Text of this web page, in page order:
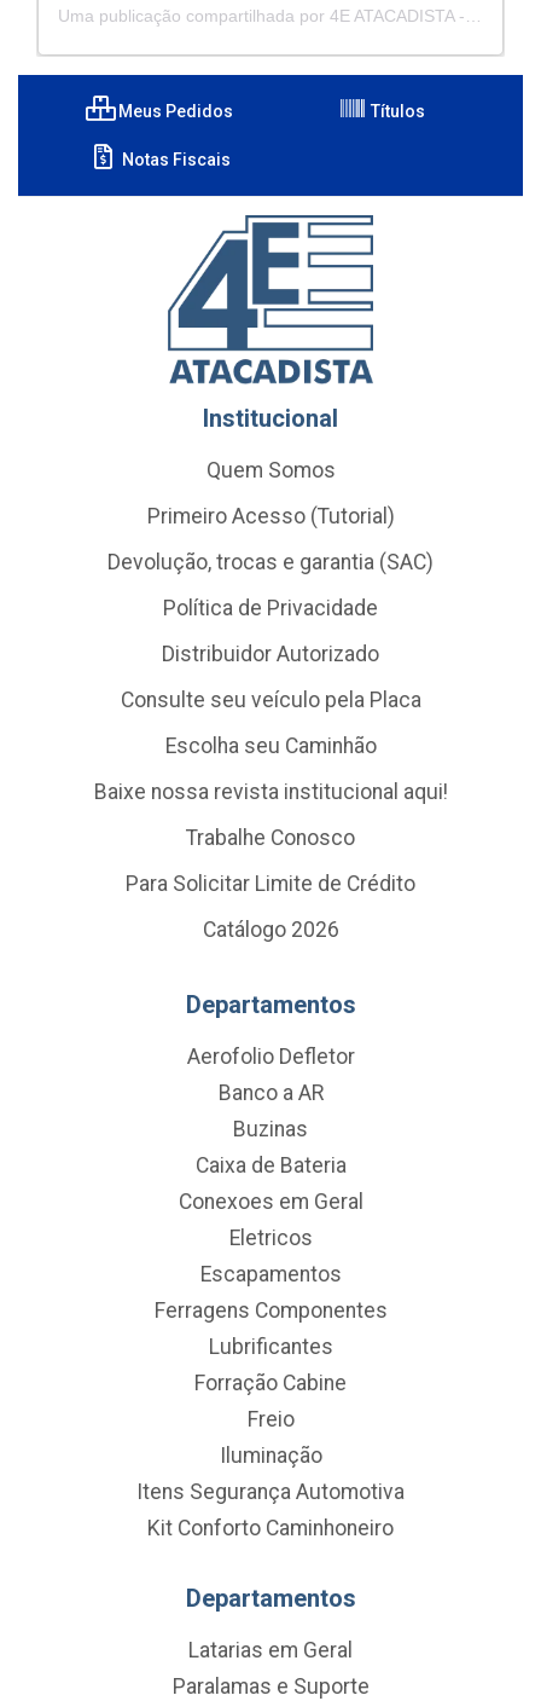
Meus Pedidos Títulos
Notas Fiscais
Institucional
Quem Somos
Primeiro Acesso (Tutorial)
Devolução, trocas e garantia (SAC)
Política de Privacidade
Distribuidor Autorizado
Consulte seu veículo pela Placa
Escolha seu Caminhão
Baixe nossa revista institucional aqui!
Trabalhe Conosco
Para Solicitar Limite de Crédito
Catálogo 2026
Departamentos
Aerofolio Defletor
Banco a AR
Buzinas
Caixa de Bateria
Conexoes em Geral
Eletricos
Escapamentos
Ferragens Componentes
Lubrificantes
Forração Cabine
Freio
Iluminação
Itens Segurança Automotiva
Kit Conforto Caminhoneiro
Departamentos
Latarias em Geral
Paralamas e Suporte